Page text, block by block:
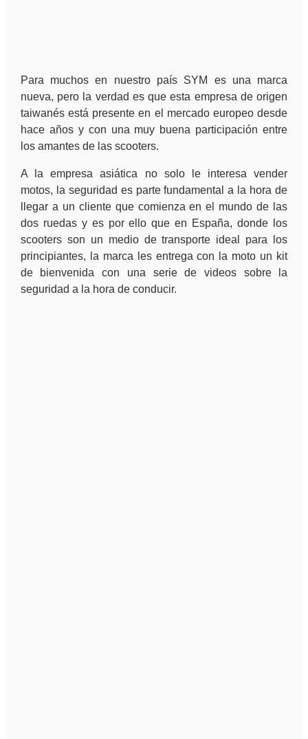
Para muchos en nuestro país SYM es una marca
nueva, pero la verdad es que esta empresa de origen
taiwanés está presente en el mercado europeo desde
hace años y con una muy buena participación entre
los amantes de las scooters.
A la empresa asiática no solo le interesa vender
motos, la seguridad es parte fundamental a la hora de
llegar a un cliente que comienza en el mundo de las
dos ruedas y es por ello que en España, donde los
scooters son un medio de transporte ideal para los
principiantes, la marca les entrega con la moto un kit
de bienvenida con una serie de videos sobre la
seguridad a la hora de conducir.